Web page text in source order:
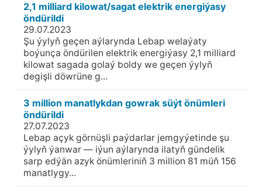
2,1 milliard kilowat/sagat elektrik energiýasy
öndürildi
29.07.2023
Şu ýylyň geçen aýlarynda Lebap welaýaty
boýunça öndürilen elektrik energiýasy 2,1 milliard
kilowat sagada golaý boldy we geçen ýylyň
degişli döwrüne g...
3 million manatlykdan gowrak süýt önümleri
öndürildi
27.07.2023
Lebap açyk görnüşli paýdarlar jemgyýetinde şu
ýylyň ýanwar — iýun aýlarynda ilatyň gündelik
sarp edýän azyk önümleriniň 3 million 81 müň 156
manatlygy...